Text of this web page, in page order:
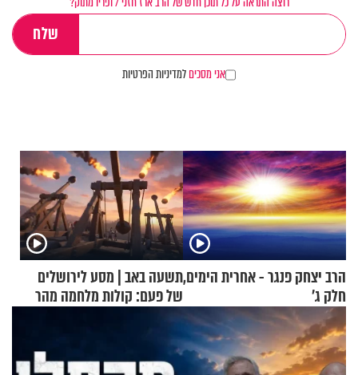
אני מסכיםלמדיניות הפרטיות
הרב יצחק פנגר - אחרית הימים,
חלק ג’
תשעה באב | מסע לירושלים
של פעם: קולות מלחמה מהר
הזיתים